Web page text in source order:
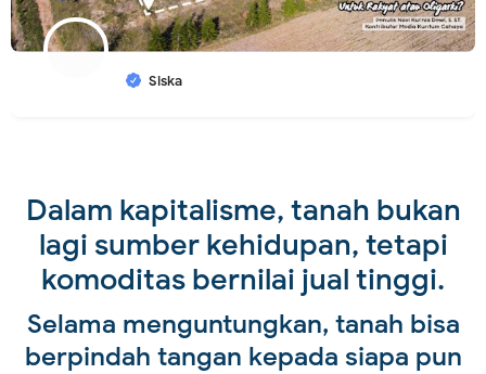
Siska
Dalam kapitalisme, tanah bukan
lagi sumber kehidupan, tetapi
komoditas bernilai jual tinggi.
Selama menguntungkan, tanah bisa
berpindah tangan kepada siapa pun